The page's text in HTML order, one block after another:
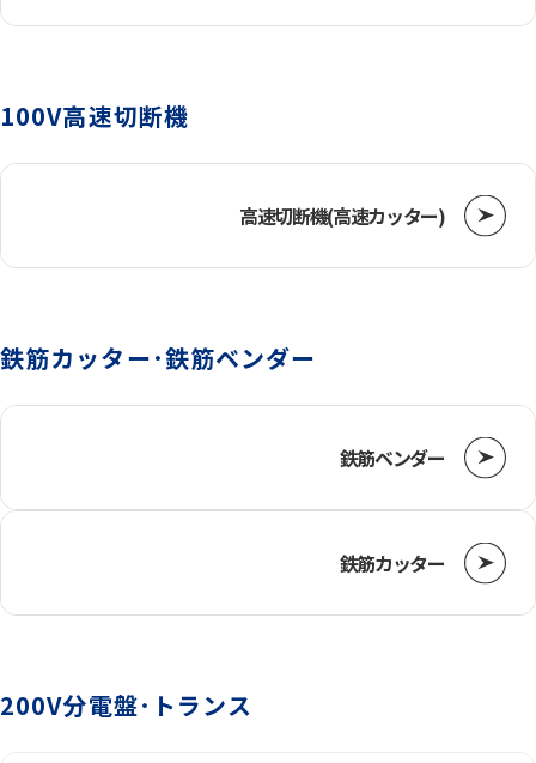
荷締道具
100V高速切断機
高速切断機(高速カッター)
鉄筋カッター･鉄筋ベンダー
鉄筋ベンダー
鉄筋カッター
200V分電盤･トランス